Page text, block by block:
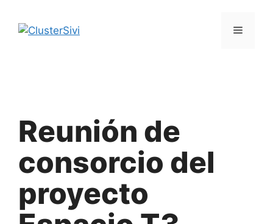
contenido
Menú
Reunión de
consorcio del
proyecto